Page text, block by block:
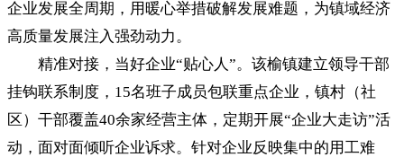
企业发展全周期，用暖心举措破解发展难题，为镇域经济
高质量发展注入强劲动力。
精准对接，当好企业“贴心人”。该榆镇建立领导干部
挂钩联系制度，15名班子成员包联重点企业，镇村（社
区）干部覆盖40余家经营主体，定期开展“企业大走访”活
动，面对面倾听企业诉求。针对企业反映集中的用工难